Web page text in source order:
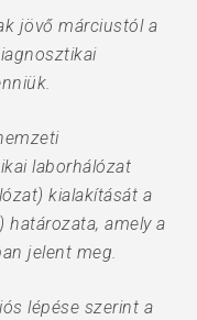
jövő márciustól a
laborhálózat
kialakítását a
amely a
jelent meg.
lépése szerint a